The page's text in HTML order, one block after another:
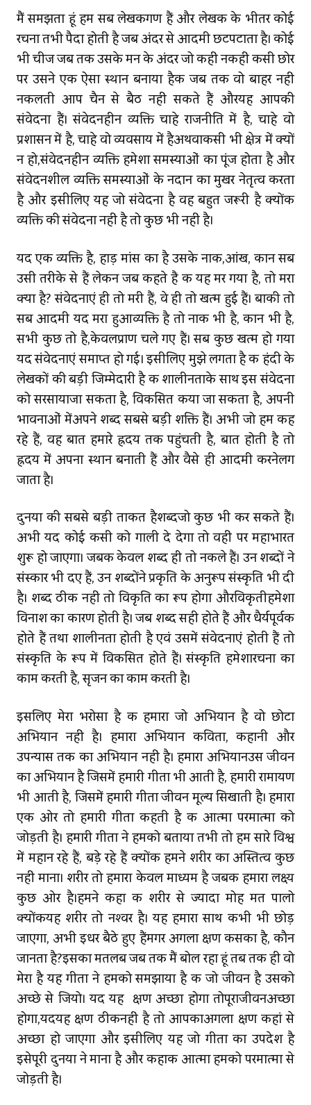
मैं समझता हूं हम सब लेखकगण हैं और लेखक के भीतर कोई
रचना तभी पैदा होती है जब अंदर से आदमी छटपटाता है। कोई
भी चीज जब तक उसके मन के अंदर जो कहीं नकहीं किसी छोर
पर उसने एक ऐसा स्थान बनाया हैकि जब तक वो बाहर नहीं
निकलती आप चैन से बैठ नहीं सकते हैं औरयह आपकी
संवेदना हैं। संवेदनहीन व्यक्ति चाहे राजनीति में है, चाहे वो
प्रशासन में है, चाहे वो व्यवसाय में हैअथवाकिसी भी क्षेत्र में क्यों
न हो,संवेदनहीन व्यक्ति हमेशा समस्याओं का पूंज होता है और
संवेदनशील व्यक्ति समस्याओं के निदान का मुखर नेतृत्व करता
है और इसीलिए यह जो संवेदना है वह बहुत जरूरी है क्‍योंकि
व्यक्ति की संवेदना नहीं है तो कुछ भी नहीं है।
यदि एक व्यक्ति है, हाड़ मांस का है उसके नाक,आंख, कान सब
उसी तरीके से हैं लेकिन जब कहते हैं कि यह मर गया है, तो मरा
क्या है? संवेदनाएं ही तो मरी हैं, वे ही तो खत्म हुई हैं। बाकी तो
सब आदमी यदि मरा हुआव्यक्ति है तो नाक भी है, कान भी है,
सभी कुछ तो है,केवलप्राण चले गए हैं। सब कुछ खत्म हो गया
यदि संवेदनाएं समाप्त हो गई। इसीलिए मुझे लगता है कि हिंदी के
लेखकों की बड़ी जिम्मेदारी है कि शालीनताके साथ इस संवेदना
को सरसायाजा सकता है, विकसित किया जा सकता है, अपनी
भावनाओं मेंअपने शब्द सबसे बड़ी शक्ति हैं। अभी जो हम कह
रहे हैं, वह बात हमारे ह्रदय तक पहुंचती है, बात होती है तो
ह्रदय में अपना स्थान बनाती हैं और वैसे ही आदमी करनेलग
जाता है।
दुनिया की सबसे बड़ी ताकत हैशब्‍दजो कुछ भी कर सकते हैं।
अभी यदि कोई किसी को गाली दे देगा तो वहीं पर महाभारत
शुरू हो जाएगा। जबकि केवल शब्द ही तो निकले हैं। उन शब्दों ने
संस्कार भी दिए हैं, उन शब्दोंने प्रकृति के अनुरूप संस्कृति भी दी
है। शब्द ठीक नहीं तो विकृति का रूप होगा औरविकृतीहमेशा
विनाश का कारण होती है। जब शब्द सही होते हैं और धैर्यपूर्वक
होते हैं तथा शालीनता होती है एवं उसमें संवेदनाएं होती हैं तो
संस्कृति के रूप में विकसित होते हैं। संस्कृति हमेशारचना का
काम करती है, सृजन का काम करती है।
इसलिए मेरा भरोसा है कि हमारा जो अभियान है वो छोटा
अभियान नहीं है। हमारा अभियान कविता, कहानी और
उपन्यास तक का अभियान नहीं है। हमारा अभियानउस जीवन
का अभियान है जिसमें हमारी गीता भी आती है, हमारी रामायण
भी आती है, जिसमें हमारी गीता जीवन मूल्य सिखाती है। हमारा
एक ओर तो हमारी गीता कहती है कि आत्मा परमात्मा को
जोड़ती है। हमारी गीता ने हमको बताया तभी तो हम सारे विश्व
में महान रहे हैं, बड़े रहे हैं क्योंकि हमने शरीर का अस्तित्व कुछ
नहीं माना। शरीर तो हमारा केवल माध्यम है जबकि हमारा लक्ष्य
कुछ ओर है।हमने कहा कि शरीर से ज्यादा मोह मत पालो
क्‍योंकियह शरीर तो नश्‍वर है। यह हमारा साथ कभी भी छोड़
जाएगा, अभी इधर बैठे हुए हैंमगर अगला क्षण किसका है, कौन
जानता है?इसका मतलब जब तक मैं बोल रहा हूं तब तक ही वो
मेरा है यह गीता ने हमको समझाया है कि जो जीवन है उसको
अच्‍छे से जियो। यदि यह क्षण अच्‍छा होगा तोपूराजीवनअच्छा
होगा,यदियह क्षण ठीकनहीं है तो आपकाअगला क्षण कहां से
अच्छा हो जाएगा और इसीलिए यह जो गीता का उपदेश है
इसेपूरी दुनिया ने माना है और कहाकि आत्मा हमको परमात्मा से
जोड़ती है।